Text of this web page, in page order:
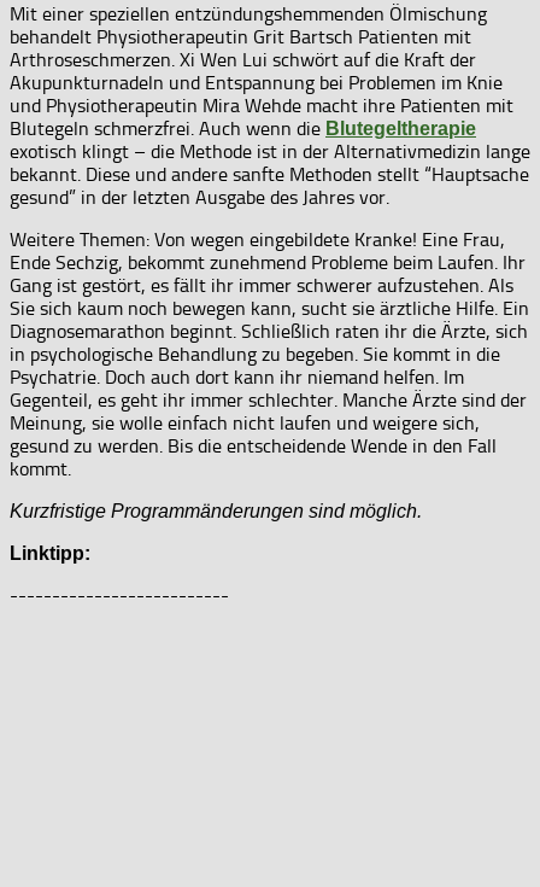
Mit einer speziellen entzündungshemmenden Ölmischung
behandelt Physiotherapeutin Grit Bartsch Patienten mit
Arthroseschmerzen. Xi Wen Lui schwört auf die Kraft der
Akupunkturnadeln und Entspannung bei Problemen im Knie
und Physiotherapeutin Mira Wehde macht ihre Patienten mit
Blutegeln schmerzfrei. Auch wenn die Blutegeltherapie
exotisch klingt – die Methode ist in der Alternativmedizin lange
bekannt. Diese und andere sanfte Methoden stellt “Hauptsache
gesund” in der letzten Ausgabe des Jahres vor.
Weitere Themen: Von wegen eingebildete Kranke! Eine Frau,
Ende Sechzig, bekommt zunehmend Probleme beim Laufen. Ihr
Gang ist gestört, es fällt ihr immer schwerer aufzustehen. Als
Sie sich kaum noch bewegen kann, sucht sie ärztliche Hilfe. Ein
Diagnosemarathon beginnt. Schließlich raten ihr die Ärzte, sich
in psychologische Behandlung zu begeben. Sie kommt in die
Psychatrie. Doch auch dort kann ihr niemand helfen. Im
Gegenteil, es geht ihr immer schlechter. Manche Ärzte sind der
Meinung, sie wolle einfach nicht laufen und weigere sich,
gesund zu werden. Bis die entscheidende Wende in den Fall
kommt.
Kurzfristige Programmänderungen sind möglich.
Linktipp:
--------------------------